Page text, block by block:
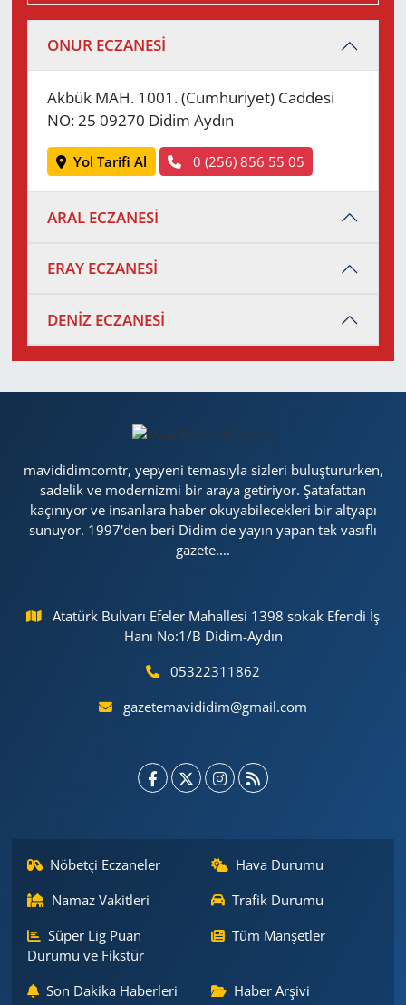
ONUR ECZANESİ
Akbük MAH. 1001. (Cumhuriyet) Caddesi
NO: 25 09270 Didim Aydın
Yol Tarifi Al 0 (256) 856 55 05
ARAL ECZANESİ
ERAY ECZANESİ
DENİZ ECZANESİ
mavididimcomtr, yepyeni temasıyla sizleri buluştururken,
sadelik ve modernizmi bir araya getiriyor. Şatafattan
kaçınıyor ve insanlara haber okuyabilecekleri bir altyapı
sunuyor. 1997'den beri Didim de yayın yapan tek vasıflı
gazete....
Atatürk Bulvarı Efeler Mahallesi 1398 sokak Efendi İş
Hanı No:1/B Didim-Aydın
05322311862
gazetemavididim@gmail.com
Nöbetçi Eczaneler
Hava Durumu
Namaz Vakitleri
Trafik Durumu
Süper Lig Puan
Durumu ve Fikstür
Tüm Manşetler
Son Dakika Haberleri Haber Arşivi